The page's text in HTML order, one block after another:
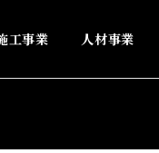
工事業 人材事業